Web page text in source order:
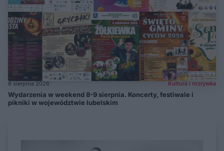
8 sierpnia 2026 Kultura i rozrywka
Wydarzenia w weekend 8-9 sierpnia. Koncerty, festiwale i
pikniki w województwie lubelskim